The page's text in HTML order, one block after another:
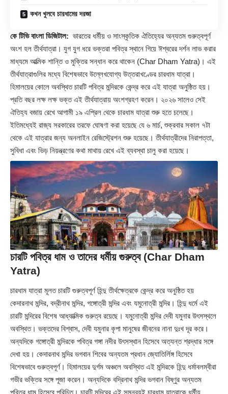
কখন খুলবে চারধামের দরজা
কে টিভি বাংলা ডিজিটাল: ভারতের ধর্মীয় ও সাংস্কৃতিক ঐতিহ্যের অন্যতম গুরুত্বপূর্ণ
অংশ হল তীর্থযাত্রা। যুগ যুগ ধরে ভক্তরা পবিত্র স্থানে গিয়ে ঈশ্বরের দর্শন লাভ করার
মাধ্যমে আত্মিক শান্তি ও মুক্তির সন্ধান করে থাকেন (Char Dham Yatra)। এই
তীর্থযাত্রাগুলির মধ্যে বিশেষভাবে উল্লেখযোগ্য উত্তরাখণ্ডের চারধাম যাত্রা।
হিমালয়ের কোলে অবস্থিত চারটি পবিত্র মন্দিরকে কেন্দ্র করে এই যাত্রা অনুষ্ঠিত হয়।
প্রতি বছর লক্ষ লক্ষ ভক্ত এই তীর্থযাত্রায় অংশগ্রহণ করেন। ২০২৬ সালেও সেই
ঐতিহ্য বজায় রেখে আগামী ১৯ এপ্রিল থেকে চারধাম যাত্রা শুরু হতে চলেছে।
ইতিমধ্যেই রাজ্য সরকারের তরফে ঘোষণা করা হয়েছে যে ৬ মার্চ, শুক্রবার সকাল ৭টা
থেকে এই যাত্রার জন্য অনলাইন রেজিস্ট্রেশন শুরু হয়েছে। তীর্থযাত্রীদের নিরাপত্তা,
সুবিধা এবং ভিড় নিয়ন্ত্রণের কথা মাথায় রেখে এই ব্যবস্থা চালু করা হয়েছে।
চারটি পবিত্র ধাম ও তাদের ধর্মীয় গুরুত্ব (Char Dham
Yatra)
চারধাম যাত্রা মূলত চারটি গুরুত্বপূর্ণ হিন্দু তীর্থক্ষেত্রকে কেন্দ্র করে অনুষ্ঠিত হয়
কেদারনাথ মন্দির, বদ্রীনাথ মন্দির, গঙ্গোত্রী মন্দির এবং যমুনোত্রী মন্দির। হিন্দু ধর্মে এই
চারটি মন্দিরের বিশেষ আধ্যাত্মিক গুরুত্ব রয়েছে। যমুনোত্রী মন্দির দেবী যমুনার উৎসস্থলে
অবস্থিত। ভক্তদের বিশ্বাস, দেবী যমুনার কৃপা মানুষের জীবনের নানা দুঃখ দূর করে।
অন্যদিকে গঙ্গোত্রী মন্দিরকে পবিত্র গঙ্গা নদীর উৎসস্থান হিসেবে অত্যন্ত শ্রদ্ধার সঙ্গে
দেখা হয়। কেদারনাথ মন্দির ভগবান শিবের অন্যতম প্রধান জ্যোতির্লিঙ্গ হিসেবে
বিশেষভাবে গুরুত্বপূর্ণ। হিমালয়ের দুর্গম অঞ্চলে অবস্থিত এই মন্দিরকে হিন্দু ধর্মাবলম্বীরা
গভীর ভক্তির সঙ্গে পূজা করেন। অন্যদিকে বদ্রিনাথ মন্দির ভগবান বিষ্ণুর অন্যতম